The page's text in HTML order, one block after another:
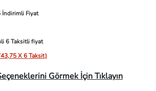
İndirimli Fiyat
6 Taksitli fiyat
X 6 Taksit)
Görmek İçin Tıklayın